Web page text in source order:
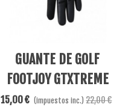
Ver Más
GUANTE DE GOLF
FOOTJOY GTXTREME
LADY
15,00 € (impuestos inc.) 22,00 €